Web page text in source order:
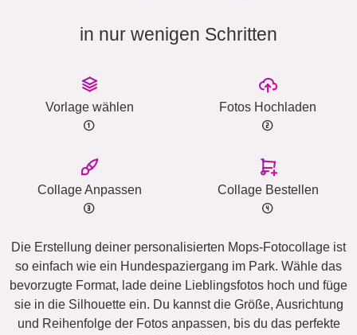
in nur wenigen Schritten
Vorlage wählen Fotos Hochladen
Collage Anpassen Collage Bestellen
Die Erstellung deiner personalisierten Mops-Fotocollage ist
so einfach wie ein Hundespaziergang im Park. Wähle das
bevorzugte Format, lade deine Lieblingsfotos hoch und füge
sie in die Silhouette ein. Du kannst die Größe, Ausrichtung
und Reihenfolge der Fotos anpassen, bis du das perfekte